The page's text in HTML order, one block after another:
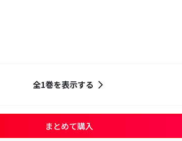
全1巻を表示する
まとめて購入